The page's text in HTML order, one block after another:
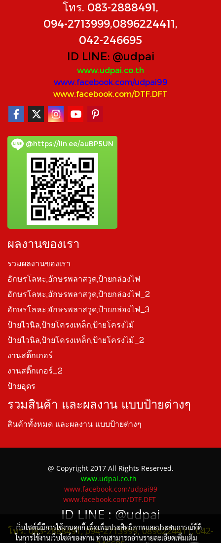
โทร. 083-2888491,
094-2713999,0896224411,
042-246695
ID LINE: @udpai
www.udpai.co.th
www.facebook.com/udpai99
www.facebook.com/DTF.DFT
@https://lin.ee/auBP5UN
ผลงานของเรา
รวมผลงานของเรา
อักษรโลหะ,อักษรพลาสวูด,ป้ายกล่องไฟ
อักษรโลหะ,อักษรพลาสวูด,ป้ายกล่องไฟ_2
อักษรโลหะ,อักษรพลาสวูด,ป้ายกล่องไฟ_3
ป้ายไวนิล,ป้ายโครงเหล็ก,ป้ายโครงไม้
ป้ายไวนิล,ป้ายโครงเหล็ก,ป้ายโครงไม้_2
งานสติ๊กเกอร์
งานสติ๊กเกอร์_2
ป้ายอุดร
รวมสินค้า และผลงาน แบบป้ายต่างๆ
สินค้าทั้งหมด และผลงาน แบบป้ายต่างๆ
@ Copyright 2017 All Rights Reserved.
www.udpai.co.th
www.facebook.com/udpai99
www.facebook.com/DTF.DFT
ID LINE : @udpai
โทร. 083-2888491, 094-2713999, 0896224411, 042-
เว็บไซต์นี้มีการใช้งานคุกกี้ เพื่อเพิ่มประสิทธิภาพและประสบการณ์ที่ดี
ในการใช้งานเว็บไซต์ของท่าน ท่านสามารถอ่านรายละเอียดเพิ่มเติม